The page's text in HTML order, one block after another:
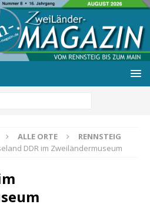
ALLE ORTE
RENNSTEIG
DDR im Zweiländermuseum